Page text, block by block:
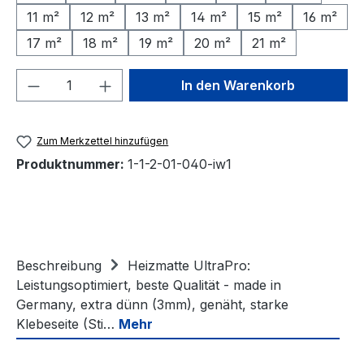
11 m²
12 m² 13 m² 14 m² 15 m²
16 m²
17 m²
18 m² 19 m² 20 m² 21 m²
Produkt Anzahl: Gib denIn den Warenkorb
Zum Merkzettel hinzufügen
Produktnummer: 1-1-2-01-040-iw1
Beschreibung
Heizmatte UltraPro:
Leistungsoptimiert, beste Qualität - made in
Germany, extra dünn (3mm), genäht, starke
Klebeseite (Sti… Mehr